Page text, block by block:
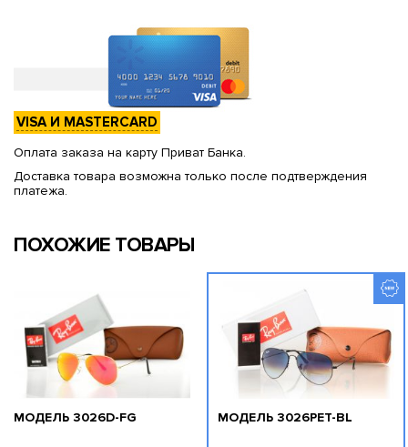
VISA И MASTERCARD
Оплата заказа на карту Приват Банка.
Доставка товара возможна только после подтверждения
платежа.
ПОХОЖИЕ ТОВАРЫ
МОДЕЛЬ 3026D-FG МОДЕЛЬ 3026PET-BL